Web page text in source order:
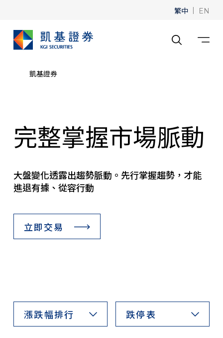
繁中 | EN
凱基證券
完整掌握市場脈動
大盤變化透露出趨勢脈動。先行掌握趨勢，才能
進退有據、從容行動
立即交易
漲跌幅排行 跌停表